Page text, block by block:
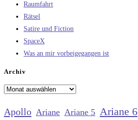
Raumfahrt
Rätsel
Satire und Fiction
SpaceX
Was an mir vorbeigegangen ist
Archiv
Archiv
Apollo Ariane Ariane 5 Ariane 6